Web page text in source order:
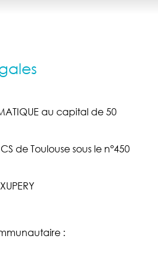
au capital de 50
de Toulouse sous le n°450
: